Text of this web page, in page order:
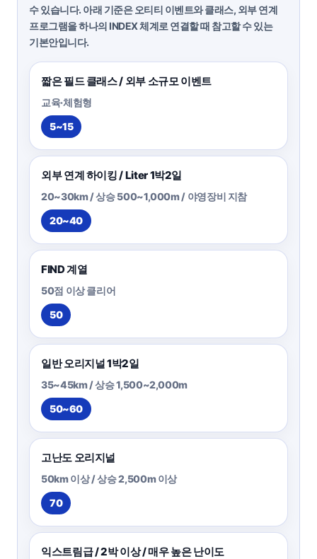
수 있습니다. 아래 기준은 오티티 이벤트와 클래스, 외부 연계
프로그램을 하나의 INDEX 체계로 연결할 때 참고할 수 있는
기본안입니다.
짧은 필드 클래스 / 외부 소규모 이벤트
교육·체험형
5~15
외부 연계 하이킹 / Liter 1박2일
20~30km / 상승 500~1,000m / 야영장비 지참
20~40
FIND 계열
50점 이상 클리어
50
일반 오리지널 1박2일
35~45km / 상승 1,500~2,000m
50~60
고난도 오리지널
50km 이상 / 상승 2,500m 이상
70
익스트림급 / 2박 이상 / 매우 높은 난이도